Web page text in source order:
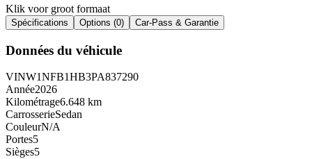
Klik voor groot formaat
Spécifications Options (0) Car-Pass & Garantie
Données du véhicule
VINW1NFB1HB3PA837290
Année2026
Kilométrage6.648 km
CarrosserieSedan
CouleurN/A
Portes5
Sièges5